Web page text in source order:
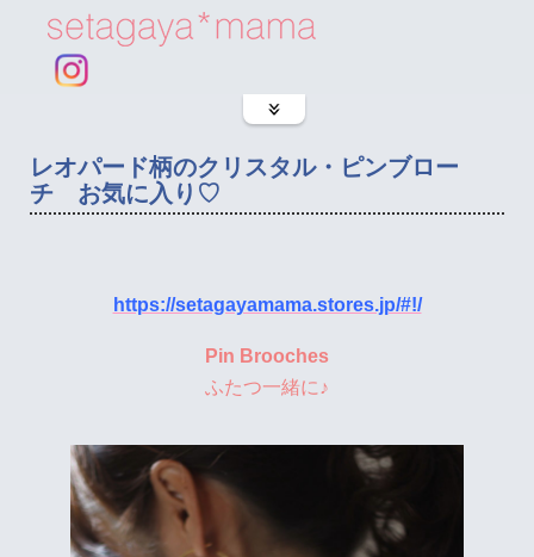
レオパード柄のクリスタル・ピンブロー
チ お気に入り♡
https://setagayamama.stores.jp/#!/
Pin Brooches
ふたつ一緒に♪